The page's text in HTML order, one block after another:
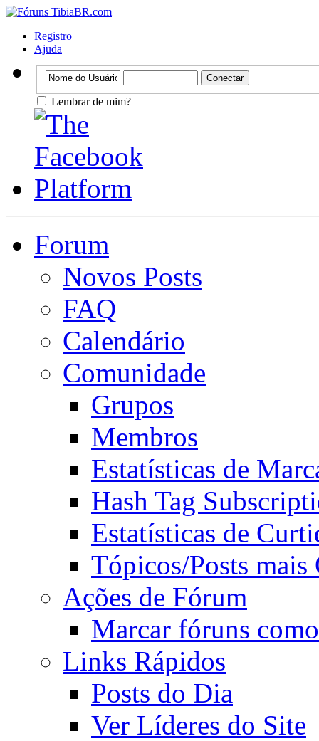
Registro
Ajuda
Lembrar de mim?
Forum
Novos Posts
FAQ
Calendário
Comunidade
Grupos
Membros
Estatísticas de
Hash Tag
Estatísticas de
Tópicos/Posts mais
Ações de Fórum
Marcar fóruns
Links Rápidos
Posts do Dia
Ver Líderes do Site